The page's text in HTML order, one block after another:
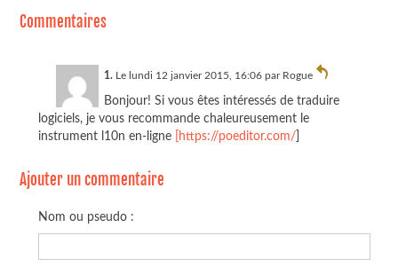
Commentaires
1.Le lundi 12 janvier 2015, 16:06 par Rogue
Bonjour! Si vous êtes intéressés de traduire
logiciels, je vous recommande chaleureusement le
instrument l10n en-ligne
[https://poeditor.com/]
Ajouter un commentaire
Nom ou pseudo :